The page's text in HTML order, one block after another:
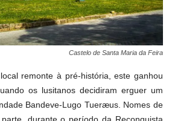
Castelo de Santa Maria da Feira
remonte à pré-história, este ganhou
os lusitanos decidiram erguer um
Bandeve-Lugo Tueræus. Nomes de
durante o período da Reconquista